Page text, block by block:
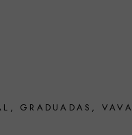
, GRADUADAS , VAVA